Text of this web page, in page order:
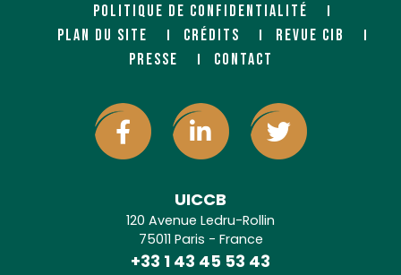
POLITIQUE DE CONFIDENTIALITÉ
PLAN DU SITE
CRÉDITS
REVUE CIB
PRESSE
CONTACT
UICCB
120 Avenue Ledru-Rollin
75011 Paris - France
+33 1 43 45 53 43